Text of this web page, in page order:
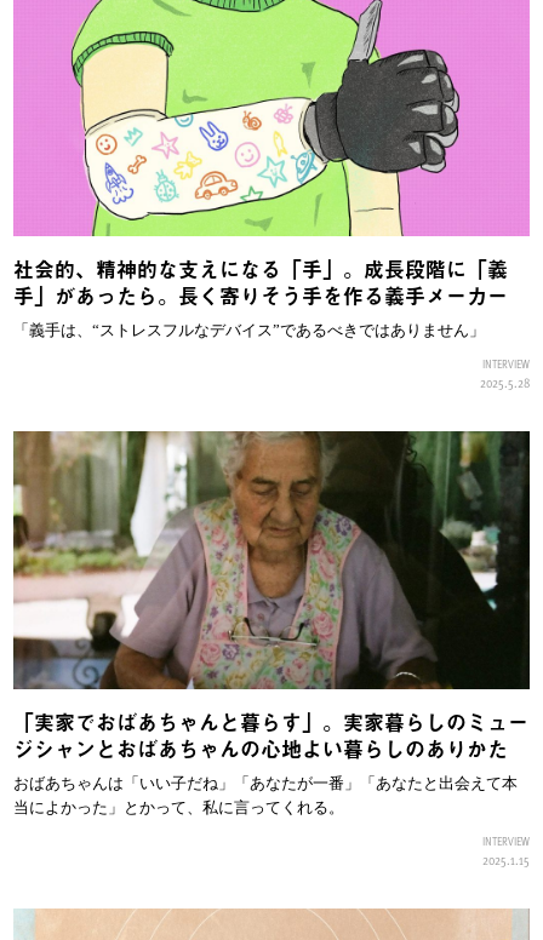
社会的、精神的な支えになる「手」。成長段階に「義
手」があったら。長く寄りそう手を作る義手メーカー
「義手は、“ストレスフルなデバイス”であるべきではありません」
INTERVIEW
2025.5.28
「実家でおばあちゃんと暮らす」。実家暮らしのミュー
ジシャンとおばあちゃんの心地よい暮らしのありかた
おばあちゃんは「いい子だね」「あなたが一番」「あなたと出会えて本
当によかった」とかって、私に言ってくれる。
INTERVIEW
2025.1.15